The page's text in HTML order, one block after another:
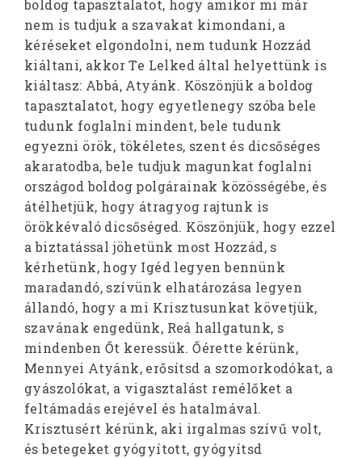
boldog tapasztalatot, hogy amikor mi már
nem is tudjuk a szavakat kimondani, a
kéréseket elgondolni, nem tudunk Hozzád
kiáltani, akkor Te Lelked által helyettünk is
kiáltasz: Abbá, Atyánk. Köszönjük a boldog
tapasztalatot, hogy egyetlenegy szóba bele
tudunk foglalni mindent, bele tudunk
egyezni örök, tökéletes, szent és dicsőséges
akaratodba, bele tudjuk magunkat foglalni
országod boldog polgárainak közösségébe, és
átélhetjük, hogy átragyog rajtunk is
örökkévaló dicsőséged. Köszönjük, hogy ezzel
a biztatással jöhetünk most Hozzád, s
kérhetünk, hogy Igéd legyen bennünk
maradandó, szívünk elhatározása legyen
állandó, hogy a mi Krisztusunkat követjük,
szavának engedünk, Reá hallgatunk, s
mindenben Őt keressük. Őérette kérünk,
Mennyei Atyánk, erősítsd a szomorkodókat, a
gyászolókat, a vigasztalást remélőket a
feltámadás erejével és hatalmával.
Krisztusért kérünk, aki irgalmas szívű volt,
és betegeket gyógyított, gyógyítsd